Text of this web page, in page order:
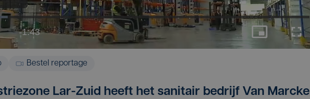
Bestel reportage
Lar-Zuid heeft het sanitair bedrijf Van Marcke